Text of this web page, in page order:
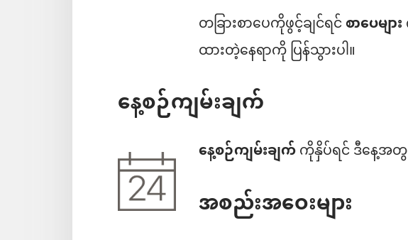
တခြားစာပေကိုဖွင့်ချင်ရင်စာပေများ
ထားတဲ့နေရာကို ပြန်သွားပါ။
နေ့စဉ်ကျမ်းချက်
နေ့စဉ်ကျမ်းချက်ကိုနှိပ်ရင် ဒီနေ့အ
အစည်းအဝေးများ